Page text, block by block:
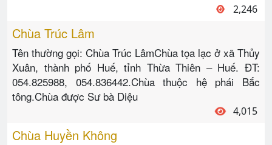
2,246
Chùa Trúc Lâm
Tên thường gọi: Chùa Trúc LâmChùa tọa lạc ở xã Thủy
Xuân, thành phố Huế, tỉnh Thừa Thiên – Huế. ĐT:
054.825988, 054.836442.Chùa thuộc hệ phái Bắc
tông.Chùa được Sư bà Diệu
4,015
Chùa Huyền Không